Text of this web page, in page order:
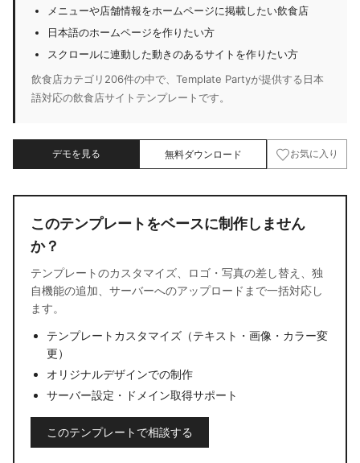
メニューや店舗情報をホームページに掲載したい飲食店
日本語のホームページを作りたい方
スクロールに連動した動きのあるサイトを作りたい方
飲食店カテゴリ206件の中で、Template Partyが提供する日本
語対応の飲食店サイトテンプレートです。
デモを見る 無料ダウンロード お気に入り
このテンプレートをベースに制作しません
か？
テンプレートのカスタマイズ、ロゴ・写真の差し替え、独
自機能の追加、サーバーへのアップロードまで一括対応し
ます。
テンプレートカスタマイズ（テキスト・画像・カラー変
更）
オリジナルデザインでの制作
サーバー設定・ドメイン取得サポート
このテンプレートで相談する